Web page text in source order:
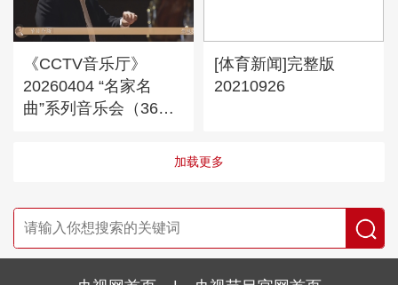
《CCTV音乐厅》
20260404 “名家名
曲”系列音乐会（36）
[体育新闻]完整版
20210926
加载更多